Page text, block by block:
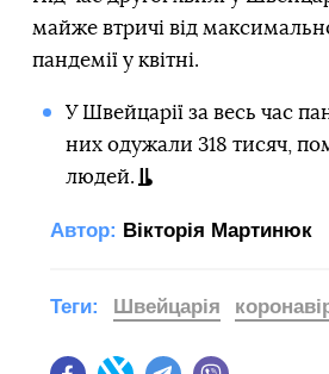
майже втричі від
пандемії у квітні.
У Швейцарії за весь час
них одужали 318 тисяч,
людей.
Автор: Вікторія Мартинюк
Теги: Швейцарія